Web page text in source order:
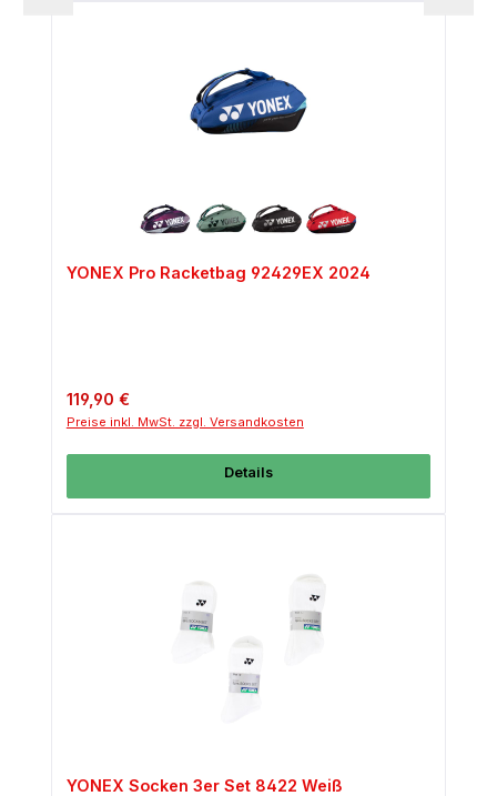
YONEX Pro Racketbag 92429EX 2024
Regulärer Preis:
119,90 €
Preise inkl. MwSt. zzgl. Versandkosten
Details
YONEX Socken 3er Set 8422 Weiß